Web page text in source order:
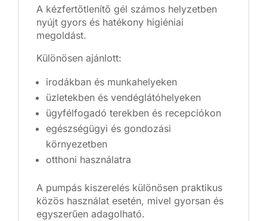
A kézfertőtlenítő gél számos helyzetben
nyújt gyors és hatékony higiéniai
megoldást.
Különösen ajánlott:
irodákban és munkahelyeken
üzletekben és vendéglátóhelyeken
ügyfélfogadó terekben és recepciókon
egészségügyi és gondozási
környezetben
otthoni használatra
A pumpás kiszerelés különösen praktikus
közös használat esetén, mivel gyorsan és
egyszerűen adagolható.